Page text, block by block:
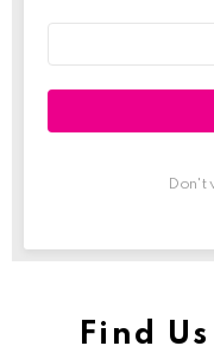
Don't
Find